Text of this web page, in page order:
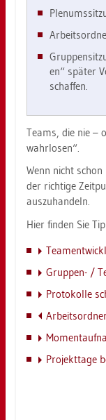
en“ spä­ter
schaf­fen.
Teams, die nie –
wahr­lo­sen“.
Wenn nicht
der rich­ti­ge
aus­zu­han­deln.
Hier fin­den Sie
Grup­pen- /
Pro­to­kol­le
Pro­jekt­ta­ge